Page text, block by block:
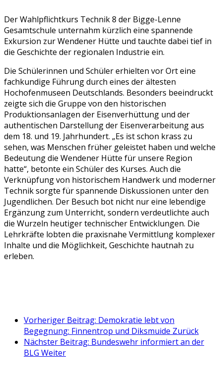
Der Wahlpflichtkurs Technik 8 der Bigge-Lenne
Gesamtschule unternahm kürzlich eine spannende
Exkursion zur Wendener Hütte und tauchte dabei tief in
die Geschichte der regionalen Industrie ein.
Die Schülerinnen und Schüler erhielten vor Ort eine
fachkundige Führung durch eines der ältesten
Hochofenmuseen Deutschlands. Besonders beeindruckt
zeigte sich die Gruppe von den historischen
Produktionsanlagen der Eisenverhüttung und der
authentischen Darstellung der Eisenverarbeitung aus
dem 18. und 19. Jahrhundert. „Es ist schon krass zu
sehen, was Menschen früher geleistet haben und welche
Bedeutung die Wendener Hütte für unsere Region
hatte“, betonte ein Schüler des Kurses. Auch die
Verknüpfung von historischem Handwerk und moderner
Technik sorgte für spannende Diskussionen unter den
Jugendlichen. Der Besuch bot nicht nur eine lebendige
Ergänzung zum Unterricht, sondern verdeutlichte auch
die Wurzeln heutiger technischer Entwicklungen. Die
Lehrkräfte lobten die praxisnahe Vermittlung komplexer
Inhalte und die Möglichkeit, Geschichte hautnah zu
erleben.
Vorheriger Beitrag: Demokratie lebt von
Begegnung: Finnentrop und Diksmuide Zurück
Nächster Beitrag: Bundeswehr informiert an der
BLG Weiter